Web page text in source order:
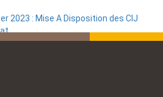
2023 : Mise A Disposition des CIJ